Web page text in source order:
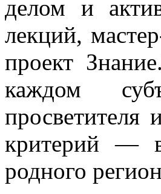
делом и
лекций,
проект
каждом
просветителя
критерий —
родного